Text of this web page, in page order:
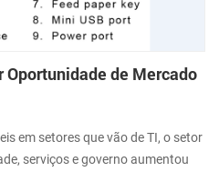
de Mercado
em setores que vão de TI, o setor
serviços e governo aumentou
eles se comunicam,